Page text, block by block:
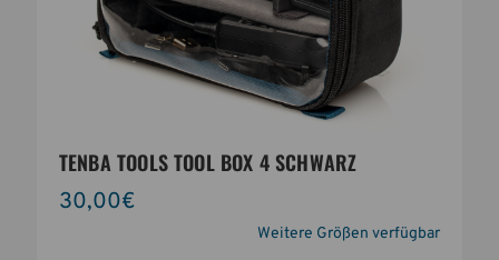
TENBA TOOLS TOOL BOX 4 SCHWARZ
30,00€
Weitere Größen verfügbar